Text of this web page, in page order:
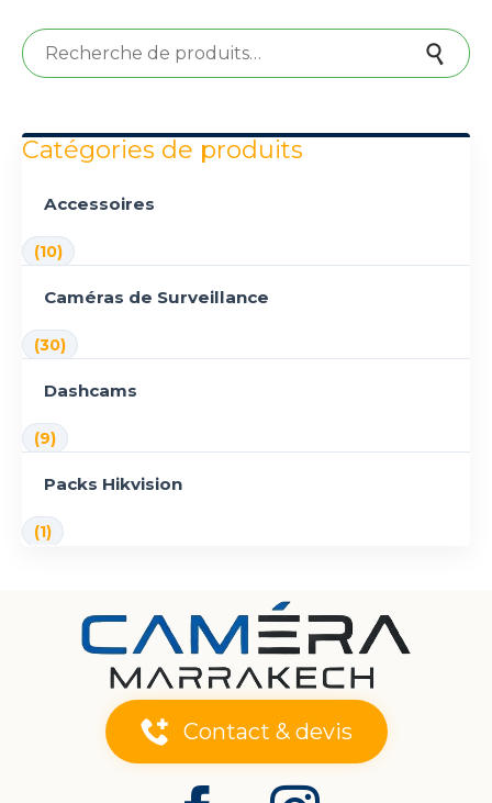
Recherche pour :
Catégories de produits
Accessoires
(10)
Caméras de Surveillance
(30)
Dashcams
(9)
Packs Hikvision
(1)
Contact & devis